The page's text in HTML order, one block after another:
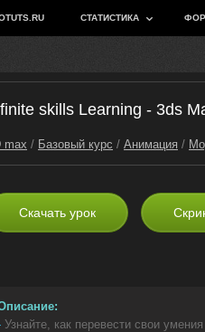
СТАТИСТИКА
skills Learning - 3ds
max / Базовый курс / Анимация /
Скачать урок
Узнайте, как перевести свои